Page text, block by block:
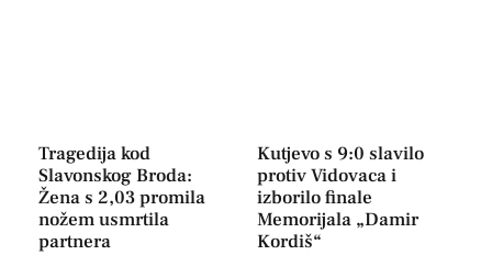
Tragedija kod
Slavonskog Broda:
Žena s 2,03 promila
nožem usmrtila
partnera
Kutjevo s 9:0 slavilo
protiv Vidovaca i
izborilo finale
Memorijala „Damir
Kordiš“